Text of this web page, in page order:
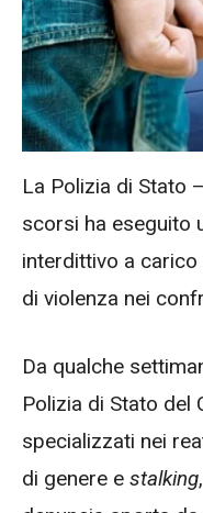
La Polizia di Stato
scorsi ha eseguito
interdittivo a
di violenza nei
Da qualche
Polizia di Stato del
specializzati nei
di genere e stalking